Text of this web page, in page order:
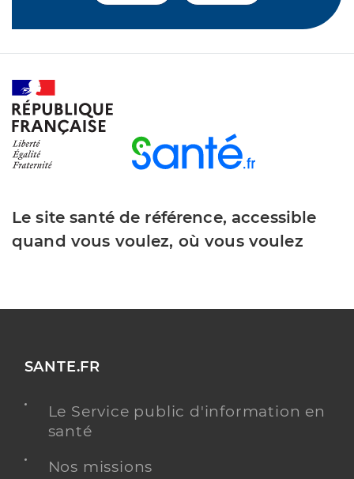
Le site santé de référence, accessible
quand vous voulez, où vous voulez
SANTE.FR
Le Service public d'information en
santé
Nos missions